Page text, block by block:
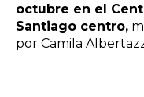
octubre en el
Santiago centro,
por Camila